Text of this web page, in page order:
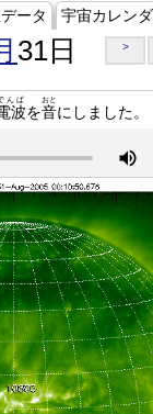
ータ 宇宙カレン
31日 >
波
んぱ
を音
おと
にしました。